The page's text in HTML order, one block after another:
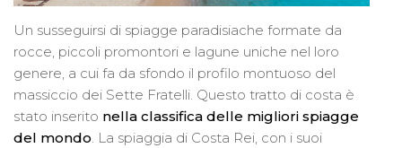
Un susseguirsi di spiagge paradisiache formate da
rocce, piccoli promontori e lagune uniche nel loro
genere, a cui fa da sfondo il profilo montuoso del
massiccio dei Sette Fratelli. Questo tratto di costa è
stato inserito nella classifica delle migliori spiagge
del mondo. La spiaggia di Costa Rei, con i suoi